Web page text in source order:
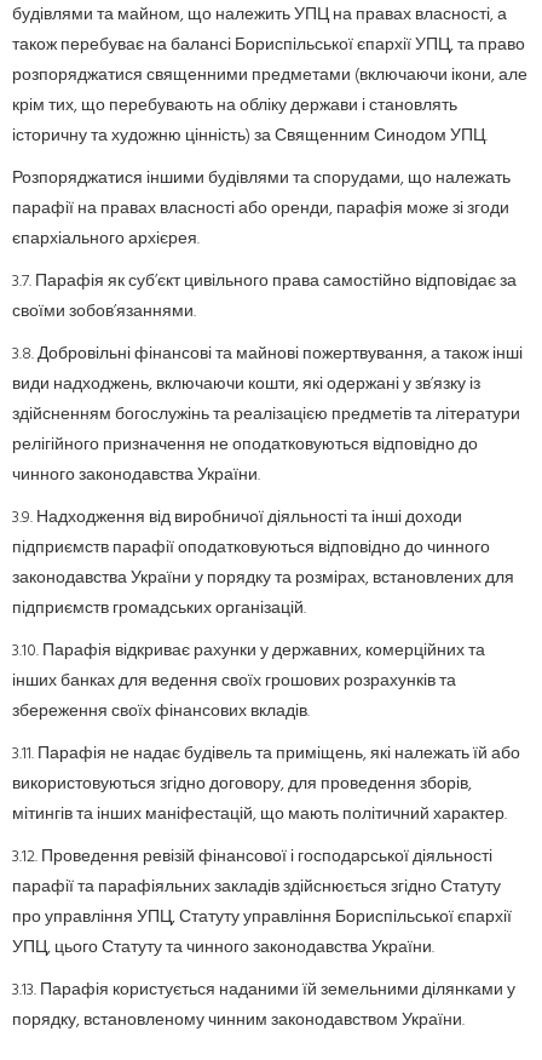
будівлями та майном, що належить УПЦ на правах власності, а
також перебуває на балансі Бориспільської єпархії УПЦ, та право
розпоряджатися священними предметами (включаючи ікони, але
крім тих, що перебувають на обліку держави і становлять
історичну та художню цінність) за Священним Синодом УПЦ.
Розпоряджатися іншими будівлями та спорудами, що належать
парафії на правах власності або оренди, парафія може зі згоди
єпархіального архієрея.
3.7. Парафія як суб’єкт цивільного права самостійно відповідає за
своїми зобов’язаннями.
3.8. Добровільні фінансові та майнові пожертвування, а також інші
види надходжень, включаючи кошти, які одержані у зв’язку із
здійсненням богослужінь та реалізацією предметів та літератури
релігійного призначення не оподатковуються відповідно до
чинного законодавства України.
3.9. Надходження від виробничої діяльності та інші доходи
підприємств парафії оподатковуються відповідно до чинного
законодавства України у порядку та розмірах, встановлених для
підприємств громадських організацій.
3.10. Парафія відкриває рахунки у державних, комерційних та
інших банках для ведення своїх грошових розрахунків та
збереження своїх фінансових вкладів.
3.11. Парафія не надає будівель та приміщень, які належать їй або
використовуються згідно договору, для проведення зборів,
мітингів та інших маніфестацій, що мають політичний характер.
3.12. Проведення ревізій фінансової і господарської діяльності
парафії та парафіяльних закладів здійснюється згідно Статуту
про управління УПЦ, Статуту управління Бориспільської єпархії
УПЦ, цього Статуту та чинного законодавства України.
3.13. Парафія користується наданими їй земельними ділянками у
порядку, встановленому чинним законодавством України.